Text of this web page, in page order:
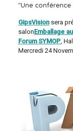
"Une conférence
GipsVisionsera
salonEmballage
Forum SYMOP,
Mercredi 24